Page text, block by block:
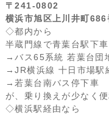
〒241-0802
横浜市旭区上川井町686
◇都内から
半蔵門線で青葉台駅下車
→バス65系統 若葉台団
→JR横浜線 十日市場駅
→若葉台南バス停下車
が、乗り換えが少なく便
◇横浜駅経由なら